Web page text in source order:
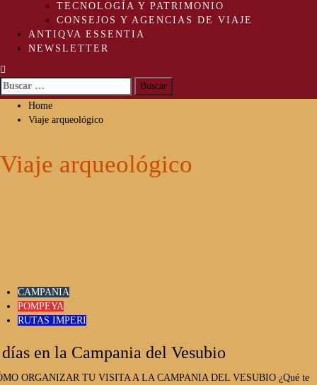
TECNOLOGÍA Y PATRIMONIO
CONSEJOS Y AGENCIAS DE VIAJE
ANTIQVA ESSENTIA
NEWSLETTER
Buscar:
Home
Viaje arqueológico
Viaje arqueológico
CAMPANIA
POMPEYA
RUTAS IMPERI
en la Campania del Vesubio
ORGANIZAR TU VISITA A LA CAMPANIA DEL VESUBIO ¿Qué te